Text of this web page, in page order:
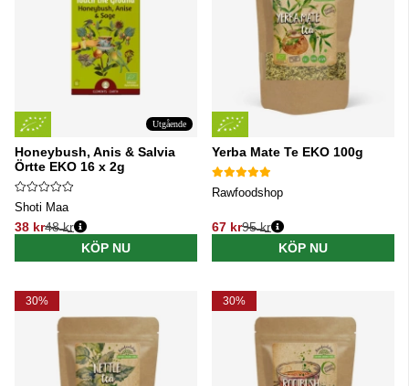
Utgående
Honeybush, Anis & Salvia
Örtte EKO 16 x 2g
Shoti Maa
38 kr
Ordinarie pris:
48 kr
KÖP NU
Yerba Mate Te EKO 100g
Rawfoodshop
67 kr
Ordinarie pris:
95 kr
KÖP NU
30% 30%